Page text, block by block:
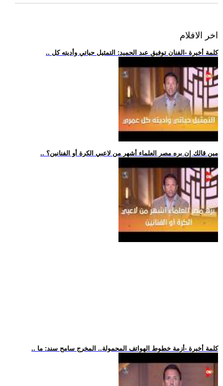
اخر الافلام
.. كلمة أخيرة -الفنان توفيق عبد الحميد: التمثيل حياتي وأديته كل
.. مين قالك إن بره مصر العلماء أشهر من لاعبي الكرة أو الفنانين؟
.. كلمة أخيرة -أزمة خطوط الهواتف المحمولة.. المخرج سامح سند: ما